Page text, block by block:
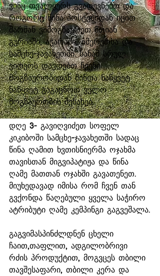
ვინც თვალყურს გვადევნებთ და
როგორც წინა პოსტებიდან იცით
შარშან ვიმოგზაურეთ მთიან
გურიაში, აჭარაში, იმერეთსა და
სამცხე-ჯავახეთში. სანამ სრულ
ვიდეოს დავდებთ ჩვენი
მოგზაურობიდან მინდა ნაწყვეტ
ნაწყვეტ გაგაცნოთ ველო
მოგზაურობის შესახებ.
დღე 3- გავიღვიძეთ სოფელ
კიკიბოში სამცხე-ჯავახეთში სადაც
წინა ღამით ხვთისნიერმა ოჯახმა
თავისთან მიგვიპატიჟა და წინა
ღამე მათთან ოჯახში გავათენეთ.
მიუხედავად იმისა რომ ჩვენ თან
გვქონდა წაღებული ყველა საჭირო
ატრიბუტი ღამე კემპინგი გაგვეშალა.
გაგვიმასპინძლდნენ ცხელი
ჩაით,თაფლით, ადგილობრივი
რძის პროდუქტით, მოგვცეს თბილი
თავშესაფარი, თბილი კერა და